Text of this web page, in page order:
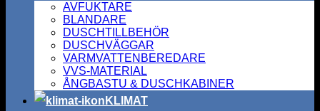
AVFUKTARE
BLANDARE
DUSCHTILLBEHÖR
DUSCHVÄGGAR
VARMVATTENBEREDARE
VVS-MATERIAL
ÅNGBASTU & DUSCHKABINER
KLIMAT